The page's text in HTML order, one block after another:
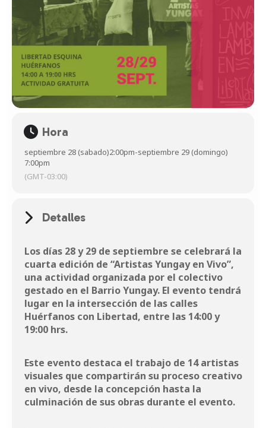
Hora
septiembre 28 (sabado)2:00pm-septiembre 29 (domingo)
7:00pm
(GMT-03:00)
Detalles
Los días 28 y 29 de septiembre se celebrará la
cuarta edición de “Artistas Yungay en Vivo”,
una actividad organizada por el colectivo
gestado en el Barrio Yungay. El evento tendrá
lugar en la intersección de las calles
Huérfanos con Libertad, entre las 14:00 y
19:00 hrs.
Este evento destaca el trabajo de 14 artistas
visuales que compartirán su proceso creativo
en vivo, desde la concepción hasta la
culminación de sus obras durante el evento.